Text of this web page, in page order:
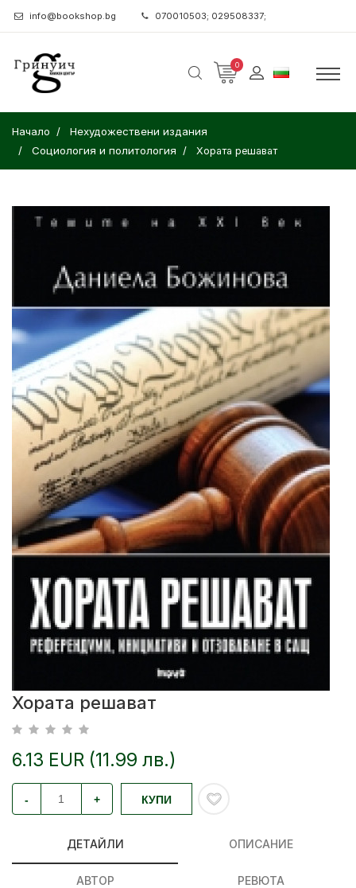
info@bookshop.bg 070010503; 029508337;
0
Начало
Нехудожествени издания
Социология и политология
Хората решават
Хората решават
6.13 EUR (11.99 лв.)
- + КУПИ
ДЕТАЙЛИ ОПИСАНИЕ
АВТОР РЕВЮТА